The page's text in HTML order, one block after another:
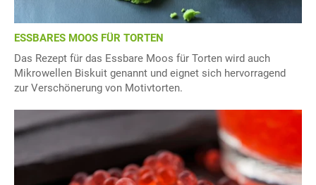
ESSBARES MOOS FÜR TORTEN
Das Rezept für das Essbare Moos für Torten wird auch
Mikrowellen Biskuit genannt und eignet sich hervorragend
zur Verschönerung von Motivtorten.